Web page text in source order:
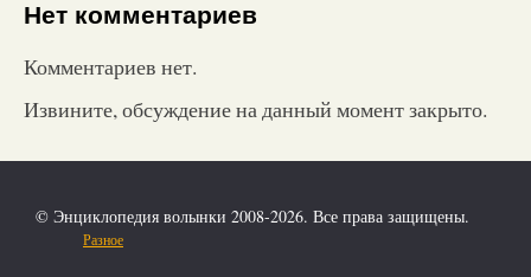
Нет комментариев
Комментариев нет.
Извините, обсуждение на данный момент закрыто.
© Энциклопедия волынки 2008-2026. Все права защищены.
Разное